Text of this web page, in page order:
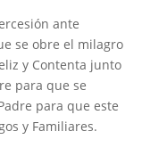
ante
se obre el milagro
y Contenta junto
para que se
para que este
y Familiares.